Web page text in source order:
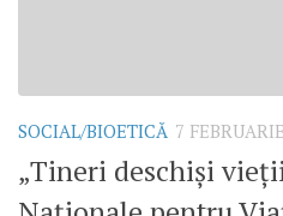
SOCIAL/BIOETICĂ 7
„Tineri deschişi